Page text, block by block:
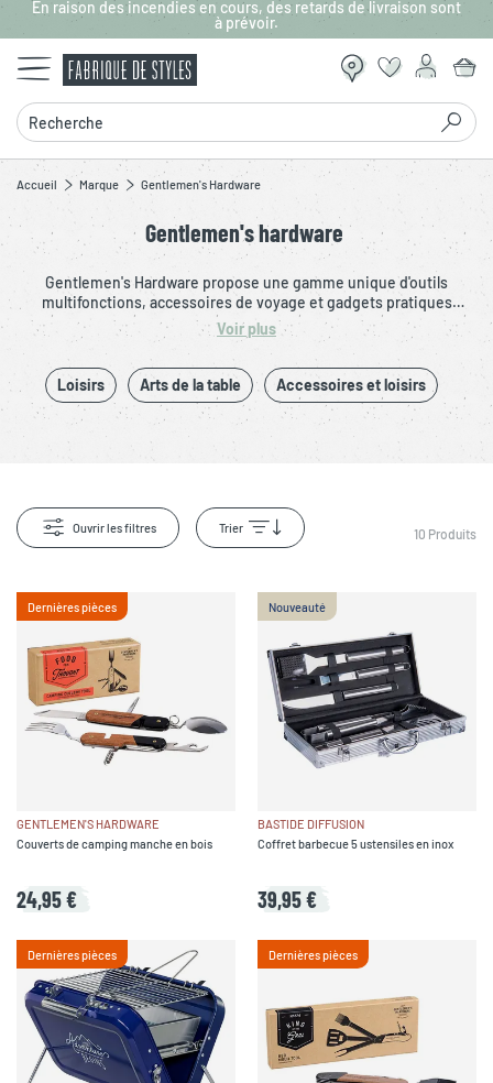
Aller au contenu principal
En raison des incendies en cours, des retards de livraison sont
à prévoir.
Recherche
Accueil Marque Gentlemen's Hardware
Gentlemen's hardware
Gentlemen's Hardware propose une gamme unique d'outils
multifonctions, accessoires de voyage et gadgets pratiques
conçus pour les aventuriers modernes. Alliant robustesse, design
élégant et fonctionnalité, chaque produit est pensé pour
accompagner les hommes dans leur quotidien ou leurs escapades.
Que ce soit pour un camping, une randonnée ou un simple
dépannage, Gentlemen's Hardware est la référence pour des
accessoires durables et stylés.
Voir plus
Loisirs Arts de la table Accessoires et loisirs
Ouvrir les filtres Trier 10 Produits
Dernières pièces
GENTLEMEN'S HARDWARE
Couverts de camping manche en bois
24,95 €
Nouveauté
BASTIDE DIFFUSION
Coffret barbecue 5 ustensiles en inox
39,95 €
Dernières pièces Dernières pièces